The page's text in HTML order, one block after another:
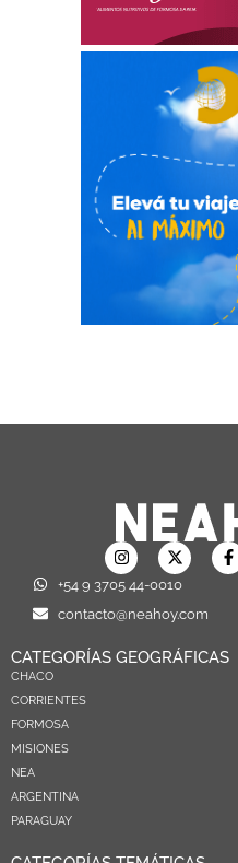
+54 9 3705 44-0010
contacto@neahoy.com
CATEGORÍAS GEOGRÁFICAS
CHACO
CORRIENTES
FORMOSA
MISIONES
NEA
ARGENTINA
PARAGUAY